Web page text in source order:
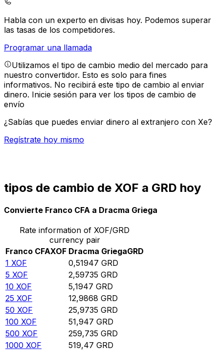
Habla con un experto en divisas hoy. Podemos superar
las tasas de los competidores.
Programar una llamada
Utilizamos el tipo de cambio medio del mercado para
nuestro convertidor. Esto es solo para fines
informativos. No recibirá este tipo de cambio al enviar
dinero. Inicie sesión para ver los tipos de cambio de
envío
¿Sabías que puedes enviar dinero al extranjero con Xe?
Regístrate hoy mismo
tipos de cambio de XOF a GRD hoy
Convierte Franco CFA a Dracma Griega
Rate information of XOF/GRD
currency pair
Franco CFAXOF Dracma GriegaGRD
1 XOF 0,51947 GRD
5 XOF 2,59735 GRD
10 XOF 5,1947 GRD
25 XOF 12,9868 GRD
50 XOF 25,9735 GRD
100 XOF 51,947 GRD
500 XOF 259,735 GRD
1000 XOF 519,47 GRD